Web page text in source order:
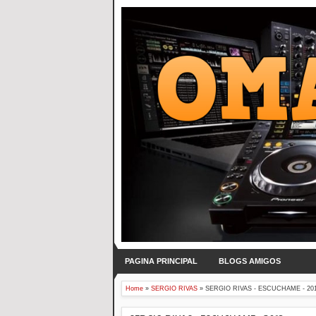
PAGINA PRINCIPAL BLOGS AMIGOS
Home » SERGIO RIVAS » SERGIO RIVAS - ESCUCHAME -